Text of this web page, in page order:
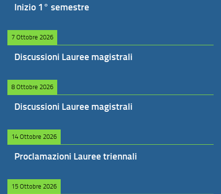
Inizio 1° semestre
7 Ottobre 2026
Discussioni Lauree magistrali
8 Ottobre 2026
Discussioni Lauree magistrali
14 Ottobre 2026
Proclamazioni Lauree triennali
15 Ottobre 2026